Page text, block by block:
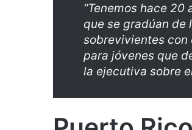
“Tenemos hace
que se gradúan de
sobrevivientes con
para jóvenes que
la ejecutiva sobre